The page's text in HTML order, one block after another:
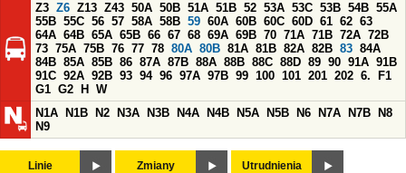
Z3 Z6 Z13 Z43 50A 50B 51A 51B 52 53A 53C 53B 54B 55A
55B 55C 56 57 58A 58B 59 60A 60B 60C 60D 61 62 63
64A 64B 65A 65B 66 67 68 69A 69B 70 71A 71B 72A 72B
73 75A 75B 76 77 78 80A 80B 81A 81B 82A 82B 83 84A
84B 85A 85B 86 87A 87B 88A 88B 88C 88D 89 90 91A 91B
91C 92A 92B 93 94 96 97A 97B 99 100 101 201 202 6.
F1
G1 G2 H
W
N1A
N1B N2 N3A N3B N4A N4B N5A N5B N6 N7A N7B
N8
N9
Linie Zmiany Utrudnienia